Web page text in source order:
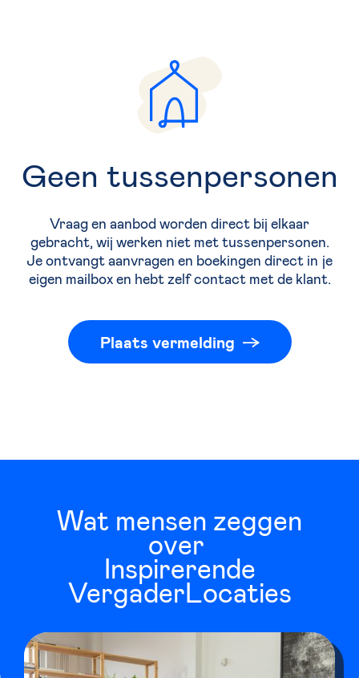
Geen tussenpersonen
Vraag en aanbod worden direct bij elkaar
gebracht, wij werken niet met tussenpersonen.
Je ontvangt aanvragen en boekingen direct in je
eigen mailbox en hebt zelf contact met de klant.
Plaats vermelding
Wat mensen zeggen
over
Inspirerende
VergaderLocaties